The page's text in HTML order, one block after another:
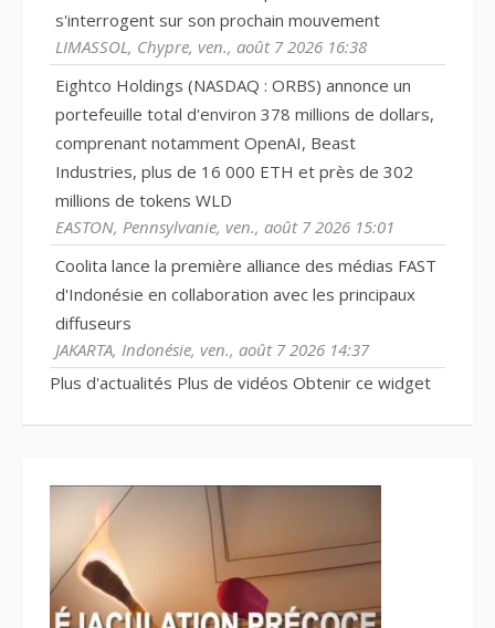
s'interrogent sur son prochain mouvement
LIMASSOL, Chypre, ven., août 7 2026 16:38
Eightco Holdings (NASDAQ : ORBS) annonce un
portefeuille total d'environ 378 millions de dollars,
comprenant notamment OpenAI, Beast
Industries, plus de 16 000 ETH et près de 302
millions de tokens WLD
EASTON, Pennsylvanie, ven., août 7 2026 15:01
Coolita lance la première alliance des médias FAST
d'Indonésie en collaboration avec les principaux
diffuseurs
JAKARTA, Indonésie, ven., août 7 2026 14:37
Plus d'actualités Plus de vidéos Obtenir ce widget